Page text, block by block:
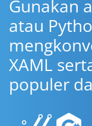
Gunakan
atau
XAML
populer